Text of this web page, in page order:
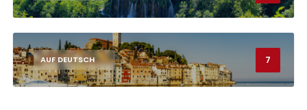
AUF DEUTSCH 7